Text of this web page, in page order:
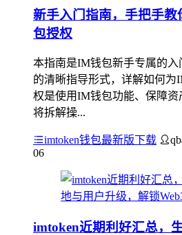
新手入门指南，手把手
包授权
本指南是IM钱包新手专属的入
的清晰指导形式，详解如何为
权是使用IM钱包功能、保障
将拆解操...
imtoken钱包最新版下载
06
imtoken近期利好汇总，